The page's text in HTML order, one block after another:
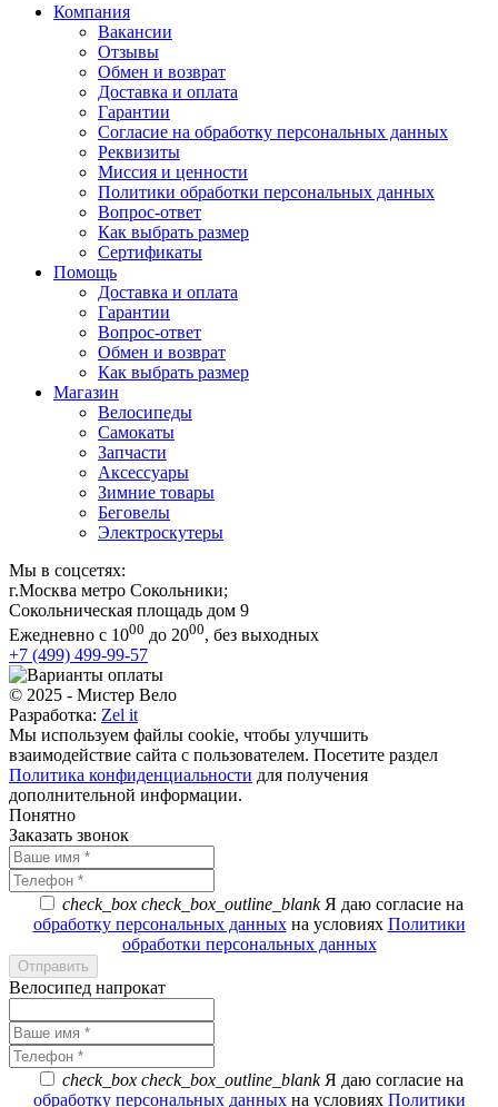
Компания
Вакансии
Отзывы
Обмен и возврат
Доставка и оплата
Гарантии
Согласие на обработку персональных данных
Реквизиты
Миссия и ценности
Политики обработки персональных данных
Вопрос-ответ
Как выбрать размер
Сертификаты
Помощь
Доставка и оплата
Гарантии
Вопрос-ответ
Обмен и возврат
Как выбрать размер
Магазин
Велосипеды
Самокаты
Запчасти
Аксессуары
Зимние товары
Беговелы
Электроскутеры
Мы в соцсетях:
г.Москва метро Сокольники;
Сокольническая площадь дом 9
Ежедневно с 1000 до 2000, без выходных
+7 (499) 499-99-57
© 2025 - Мистер Вело
Разработка: Zel it
Мы используем файлы cookie, чтобы улучшить
взаимодействие сайта с пользователем. Посетите раздел
Политика конфиденциальности для получения
дополнительной информации.
Понятно
Заказать звонок
check_box check_box_outline_blankЯ даю согласие на
обработку персональных данныхна условиях Политики
обработки персональных данных
Велосипед напрокат
check_box check_box_outline_blankЯ даю согласие на
обработку персональных данныхна условиях Политики